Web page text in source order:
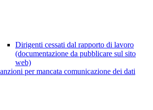
Dirigenti cessati dal rapporto di lavoro
(documentazione da pubblicare sul sito
web)
per mancata comunicazione dei dati